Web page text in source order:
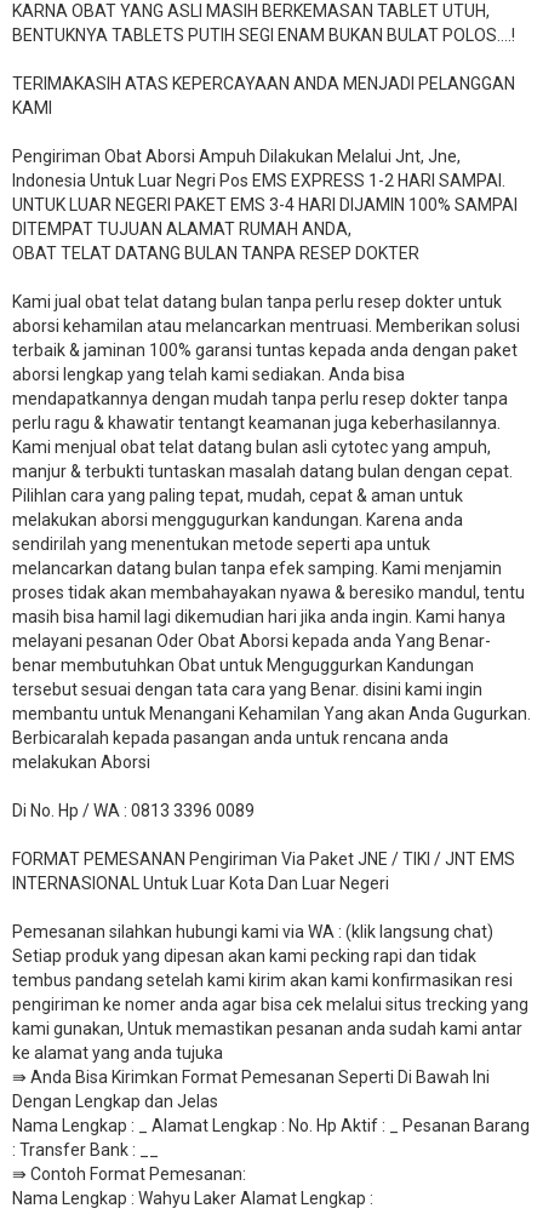
KARNA OBAT YANG ASLI MASIH BERKEMASAN TABLET UTUH,
BENTUKNYA TABLETS PUTIH SEGI ENAM BUKAN BULAT POLOS….!
TERIMAKASIH ATAS KEPERCAYAAN ANDA MENJADI PELANGGAN
KAMI
Pengiriman Obat Aborsi Ampuh Dilakukan Melalui Jnt, Jne,
Indonesia Untuk Luar Negri Pos EMS EXPRESS 1-2 HARI SAMPAI.
UNTUK LUAR NEGERI PAKET EMS 3-4 HARI DIJAMIN 100% SAMPAI
DITEMPAT TUJUAN ALAMAT RUMAH ANDA,
OBAT TELAT DATANG BULAN TANPA RESEP DOKTER
Kami jual obat telat datang bulan tanpa perlu resep dokter untuk
aborsi kehamilan atau melancarkan mentruasi. Memberikan solusi
terbaik & jaminan 100% garansi tuntas kepada anda dengan paket
aborsi lengkap yang telah kami sediakan. Anda bisa
mendapatkannya dengan mudah tanpa perlu resep dokter tanpa
perlu ragu & khawatir tentangt keamanan juga keberhasilannya.
Kami menjual obat telat datang bulan asli cytotec yang ampuh,
manjur & terbukti tuntaskan masalah datang bulan dengan cepat.
Pilihlan cara yang paling tepat, mudah, cepat & aman untuk
melakukan aborsi menggugurkan kandungan. Karena anda
sendirilah yang menentukan metode seperti apa untuk
melancarkan datang bulan tanpa efek samping. Kami menjamin
proses tidak akan membahayakan nyawa & beresiko mandul, tentu
masih bisa hamil lagi dikemudian hari jika anda ingin. Kami hanya
melayani pesanan Oder Obat Aborsi kepada anda Yang Benar-
benar membutuhkan Obat untuk Menguggurkan Kandungan
tersebut sesuai dengan tata cara yang Benar. disini kami ingin
membantu untuk Menangani Kehamilan Yang akan Anda Gugurkan.
Berbicaralah kepada pasangan anda untuk rencana anda
melakukan Aborsi
Di No. Hp / WA : 0813 3396 0089
FORMAT PEMESANAN Pengiriman Via Paket JNE / TIKI / JNT EMS
INTERNASIONAL Untuk Luar Kota Dan Luar Negeri
Pemesanan silahkan hubungi kami via WA : (klik langsung chat)
Setiap produk yang dipesan akan kami pecking rapi dan tidak
tembus pandang setelah kami kirim akan kami konfirmasikan resi
pengiriman ke nomer anda agar bisa cek melalui situs trecking yang
kami gunakan, Untuk memastikan pesanan anda sudah kami antar
ke alamat yang anda tujuka
⇛ Anda Bisa Kirimkan Format Pemesanan Seperti Di Bawah Ini
Dengan Lengkap dan Jelas
Nama Lengkap : _ Alamat Lengkap : No. Hp Aktif : _ Pesanan Barang
: Transfer Bank : __
​⇛ Contoh Format Pemesanan:
Nama Lengkap : Wahyu Laker Alamat Lengkap :